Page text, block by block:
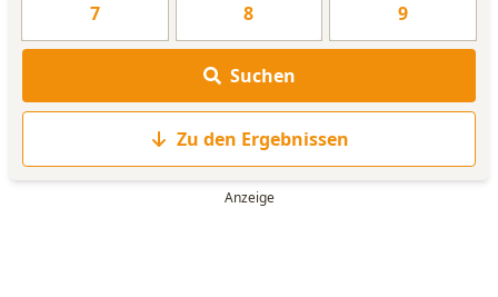
WORTLISTE
7 8 9
Suchen
Zu den Ergebnissen